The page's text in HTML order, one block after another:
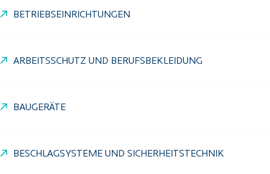
BETRIEBSEINRICHTUNGEN
ARBEITSSCHUTZ UND BERUFSBEKLEIDUNG
BAUGERÄTE
BESCHLAGSYSTEME UND SICHERHEITSTECHNIK